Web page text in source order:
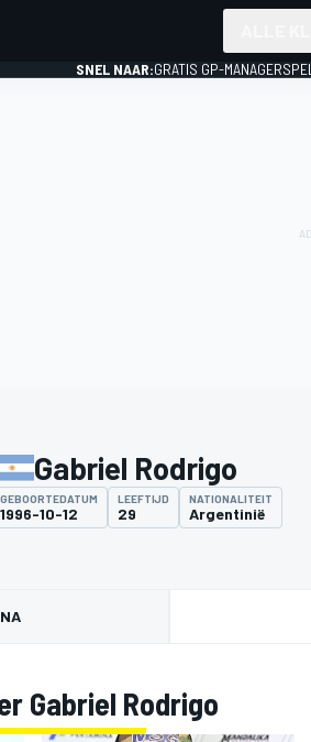
SNEL NAAR:GRATIS GP-MANAGERSPEL
Gabriel Rodrigo
GEBOORTEDATUM
1996-10-12
LEEFTIJD
29
NATIONALITEIT
Argentinië
Gabriel Rodrigo